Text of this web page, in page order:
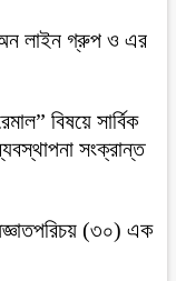
লাইন গ্রুপ ও এর
বিষয়ে সার্বিক
সংক্রান্ত
(৩০) এক